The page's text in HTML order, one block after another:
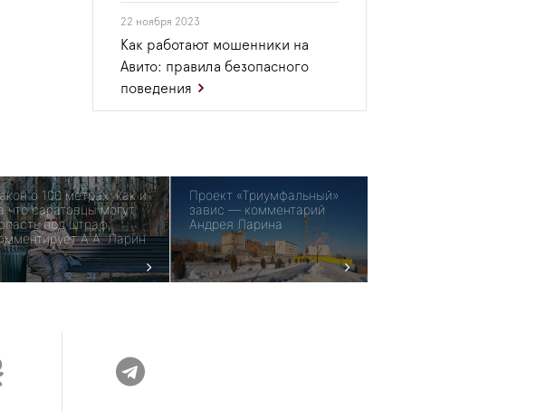
22 ноября 2023
Как работают мошенники на
Авито: правила безопасного
поведения
о 100 метрах: как и
что саратовцы могут
под штраф,
А.А. Ларин
Проект «Триумфальный»
завис — комментарий
Андрея Ларина